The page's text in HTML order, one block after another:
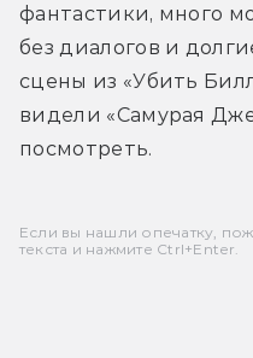
фантастики, много
без диалогов и
сцены из «Убить
видели «Самурая
посмотреть.
Если вы нашли опечатку,
текста и нажмите Ctrl+Enter.